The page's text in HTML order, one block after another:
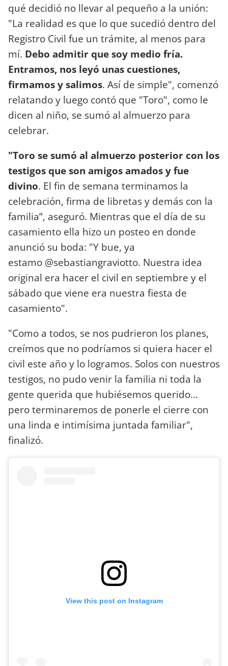
qué decidió no llevar al pequeño a la unión:
"La realidad es que lo que sucedió dentro del
Registro Civil fue un trámite, al menos para
mí. Debo admitir que soy medio fría.
Entramos, nos leyó unas cuestiones,
firmamos y salimos. Así de simple", comenzó
relatando y luego contó que "Toro", como le
dicen al niño, se sumó al almuerzo para
celebrar.
"Toro se sumó al almuerzo posterior con los
testigos que son amigos amados y fue
divino. El fin de semana terminamos la
celebración, firma de libretas y demás con la
familia”, aseguró. Mientras que el día de su
casamiento ella hizo un posteo en donde
anunció su boda: "Y bue, ya
estamo @sebastiangraviotto. Nuestra idea
original era hacer el civil en septiembre y el
sábado que viene era nuestra fiesta de
casamiento".
"Como a todos, se nos pudrieron los planes,
creímos que no podríamos si quiera hacer el
civil este año y lo logramos. Solos con nuestros
testigos, no pudo venir la familia ni toda la
gente querida que hubiésemos querido...
pero terminaremos de ponerle el cierre con
una linda e intimísima juntada familiar",
finalizó.
View this post on Instagram